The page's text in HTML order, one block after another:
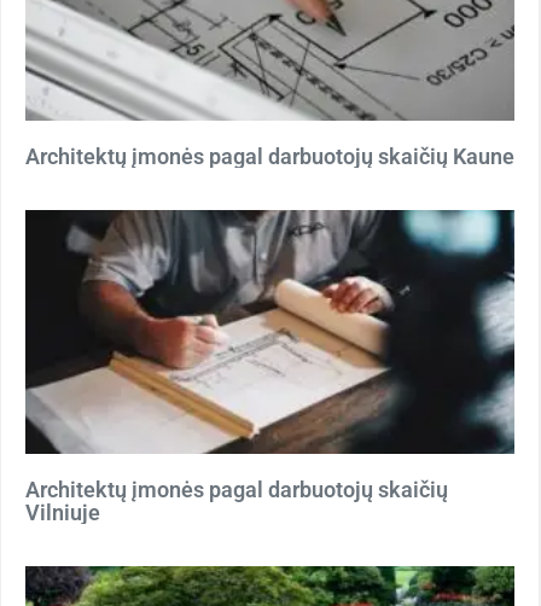
Architektų įmonės pagal darbuotojų skaičių Kaune
Architektų įmonės pagal darbuotojų skaičių
Vilniuje